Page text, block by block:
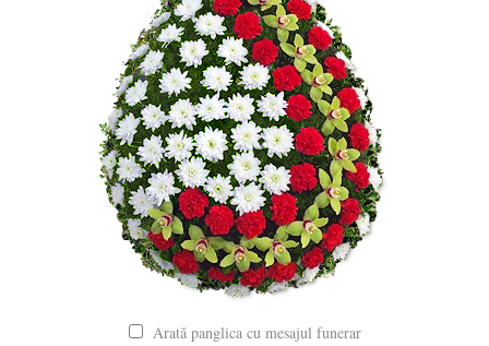
Arată panglica cu mesajul funerar